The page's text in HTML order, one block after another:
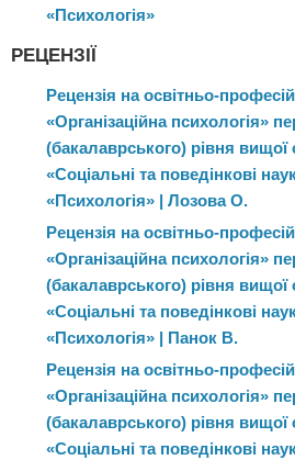
«Психологія»
РЕЦЕНЗІЇ
Рецензія на освітньо-
«Організаційна психологія»
(бакалаврського) рівня вищої
«Соціальні та поведінкові
«Психологія» | Лозова О.
Рецензія на освітньо-
«Організаційна психологія»
(бакалаврського) рівня вищої
«Соціальні та поведінкові
«Психологія» | Панок В.
Рецензія на освітньо-
«Організаційна психологія»
(бакалаврського) рівня вищої
«Соціальні та поведінкові